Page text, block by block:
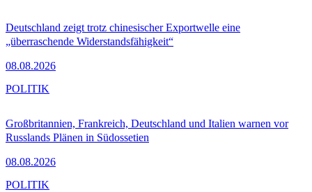
Deutschland zeigt trotz chinesischer Exportwelle eine
„überraschende Widerstandsfähigkeit“
08.08.2026
Großbritannien, Frankreich, Deutschland und Italien warnen vor
Russlands Plänen in Südossetien
08.08.2026
POLITIK
POLITIK